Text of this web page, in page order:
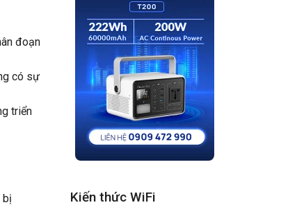
đoạn
có sự
triển
bị
Kiến thức WiFi